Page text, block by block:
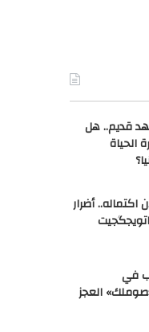
قديم.. هل
الحياة
اكتماله.. أضرار
في
العجز